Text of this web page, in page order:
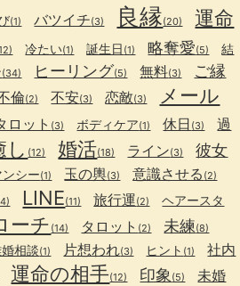
(1) バツイチ(3) 良縁(20)
運命
冷たい(1) 誕生日 (1) 略奪愛(5)
結
(34) ヒーリング(5) 無料(3) ご縁
倫(2) 不安(3) 恋敵(3) メール
ロット (3) ボディケア(1) 休日 (3)
過
し (12) 婚活(18) ライン(3)
彼女
シー(1) 玉の輿(3) 意識させる (2)
LINE(11) 旅行運(2)
ヘアースタ
ーチ (14) タロット (2) 未練(8)
相談(1) 片想われ(3) ヒント (1)
社内
運命の相手(12) 印象 (5) 未婚